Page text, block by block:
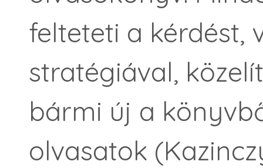
felteteti a kérdést,
stratégiával,
bármi új a
olvasatok